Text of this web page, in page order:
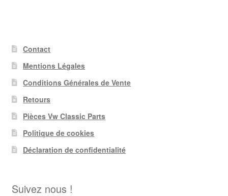
Contact
Mentions Légales
Conditions Générales de Vente
Retours
Pièces Vw Classic Parts
Politique de cookies
Déclaration de confidentialité
Suivez nous !